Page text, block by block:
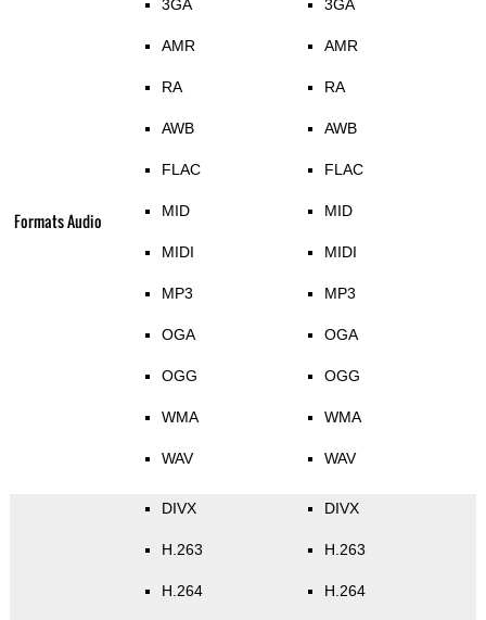
Formats Audio
3GA
AMR
RA
AWB
FLAC
MID
MIDI
MP3
OGA
OGG
WMA
WAV
3GA
AMR
RA
AWB
FLAC
MID
MIDI
MP3
OGA
OGG
WMA
WAV
DIVX
H.263
H.264
DIVX
H.263
H.264